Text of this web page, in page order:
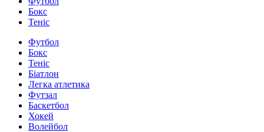
Бокс
Теніс
Футбол
Бокс
Теніс
Біатлон
Легка атлетика
Футзал
Баскетбол
Хокей
Волейбол